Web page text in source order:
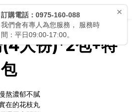
人份)*2包+特
熬濃郁不膩
在的花枝丸